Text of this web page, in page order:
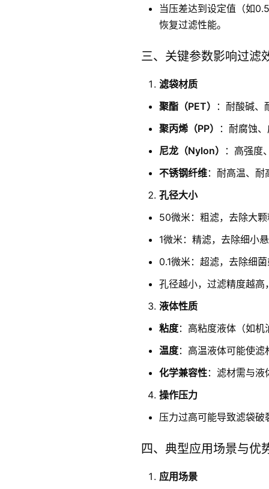
当压差达到设定值（如
恢复过滤性能。
三、关键参数影响过滤
滤袋材质
聚酯（PET）
：耐酸碱
聚丙烯（PP）
：耐腐蚀
尼龙（Nylon）
：高强度
不锈钢纤维：耐高温、
孔径大小
50微米：粗滤，去除大
1微米：精滤，去除细小
0.1微米：超滤，去除细
孔径越小，过滤精度越高
液体性质
粘度：高粘度液体（如
温度：高温液体可能使
化学兼容性：滤材需与
操作压力
压力过高可能导致滤袋
四、典型应用场景与优
应用场景